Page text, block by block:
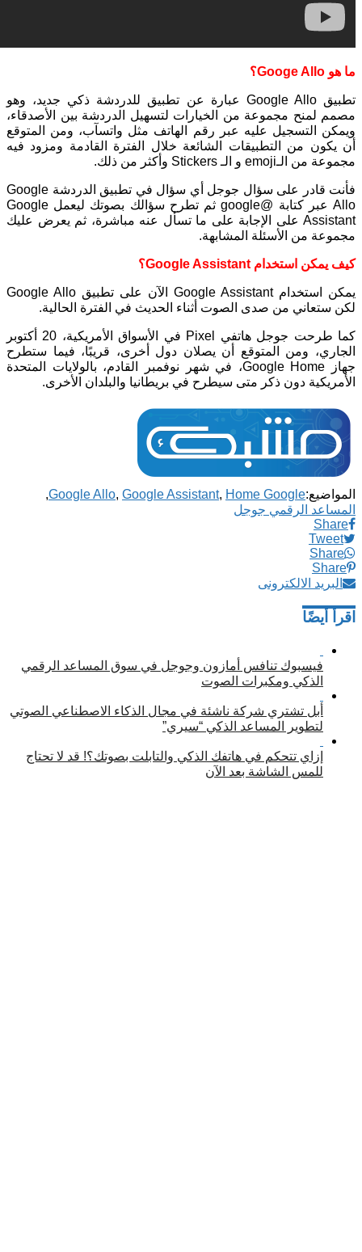
ما هو Googe Allo؟
تطبيق Google Allo عبارة عن تطبيق للدردشة ذكي جديد، وهو
مصمم لمنح مجموعة من الخيارات لتسهيل الدردشة بين الأصدقاء،
ويمكن التسجيل عليه عبر رقم الهاتف مثل واتسآب، ومن المتوقع
أن يكون من التطبيقات الشائعة خلال الفترة القادمة ومزود فيه
مجموعة من الـemoji و الـ Stickers وأكثر من ذلك.
فأنت قادر على سؤال جوجل أي سؤال في تطبيق الدردشة Google
Allo عبر كتابة @google ثم تطرح سؤالك بصوتك ليعمل Google
Assistant على الإجابة على ما تسأل عنه مباشرة، ثم يعرض عليك
مجموعة من الأسئلة المشابهة.
كيف يمكن استخدام Google Assistant؟
يمكن استخدام Google Assistant الآن على تطبيق Google Allo
لكن ستعاني من صدى الصوت أثناء الحديث في الفترة الحالية.
كما طرحت جوجل هاتفي Pixel في الأسواق الأمريكية، 20 أكتوبر
الجاري، ومن المتوقع أن يصلان دول أخرى، قريبًا، فيما ستطرح
جهاز Google Home، في شهر نوفمبر القادم، بالولايات المتحدة
الأمريكية دون ذكر متى سيطرح في بريطانيا والبلدان الأخرى.
المواضيع: Google Allo, Google Assistant, Home Google
,
المساعد الرقمي جوجل
Share
Tweet
Share
Share
البريد الالكترونى
اقرأ أيضًا
فيسبوك تنافس أمازون وجوجل في سوق المساعد الرقمي
الذكي ومكبرات الصوت
أبل تشتري شركة ناشئة في مجال الذكاء الاصطناعي الصوتي
لتطوير المساعد الذكي “سيري”
إزاي تتحكم في هاتفك الذكي والتابلت بصوتك؟! قد لا تحتاج
للمس الشاشة بعد الآن